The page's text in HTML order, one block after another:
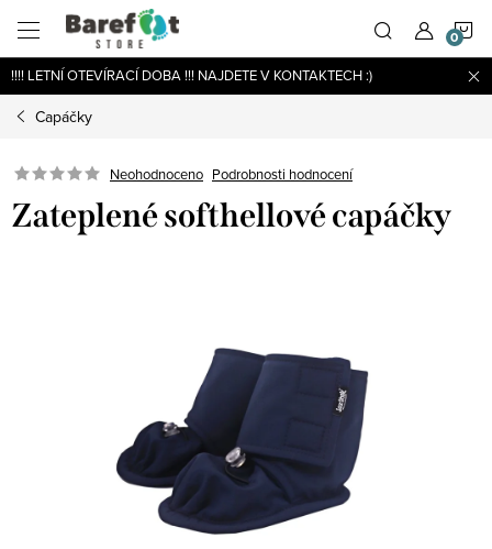
obsah
!!!! LETNÍ OTEVÍRACÍ DOBA !!! NAJDETE V KONTAKTECH :)
Capáčky
Neohodnoceno Podrobnosti hodnocení
Zateplené softhellové capáčky